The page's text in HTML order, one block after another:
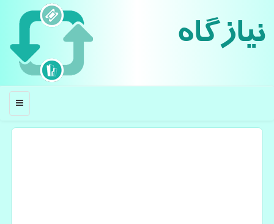
نیازگاه
منو